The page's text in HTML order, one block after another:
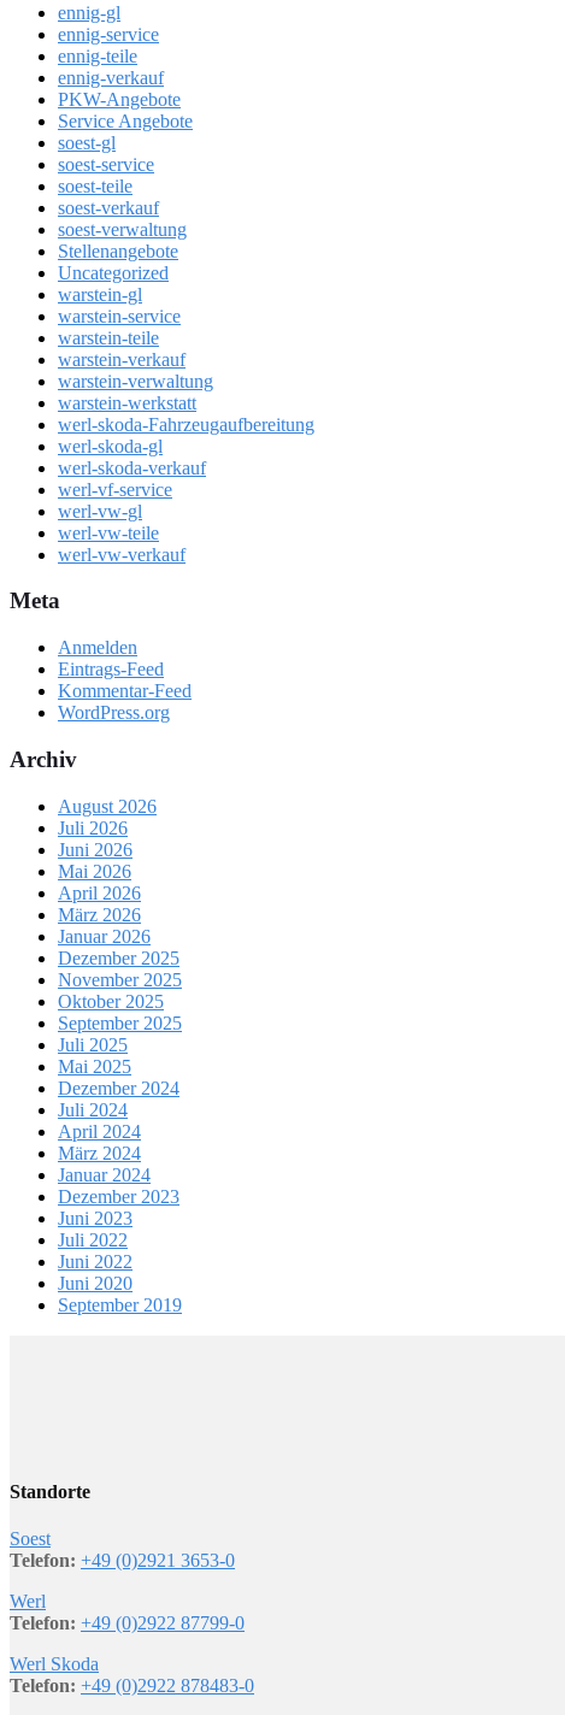
ennig-gl
ennig-service
ennig-teile
ennig-verkauf
PKW-Angebote
Service Angebote
soest-gl
soest-service
soest-teile
soest-verkauf
soest-verwaltung
Stellenangebote
Uncategorized
warstein-gl
warstein-service
warstein-teile
warstein-verkauf
warstein-verwaltung
warstein-werkstatt
werl-skoda-Fahrzeugaufbereitung
werl-skoda-gl
werl-skoda-verkauf
werl-vf-service
werl-vw-gl
werl-vw-teile
werl-vw-verkauf
Meta
Anmelden
Eintrags-Feed
Kommentar-Feed
WordPress.org
Archiv
August 2026
Juli 2026
Juni 2026
Mai 2026
April 2026
März 2026
Januar 2026
Dezember 2025
November 2025
Oktober 2025
September 2025
Juli 2025
Mai 2025
Dezember 2024
Juli 2024
April 2024
März 2024
Januar 2024
Dezember 2023
Juni 2023
Juli 2022
Juni 2022
Juni 2020
September 2019
Standorte
Soest
Telefon: +49 (0)2921 3653-0
Werl
Telefon: +49 (0)2922 87799-0
Werl Skoda
Telefon: +49 (0)2922 878483-0